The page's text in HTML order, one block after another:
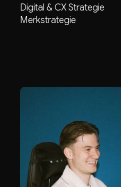
Digital & CX Strategie
Merkstrategie